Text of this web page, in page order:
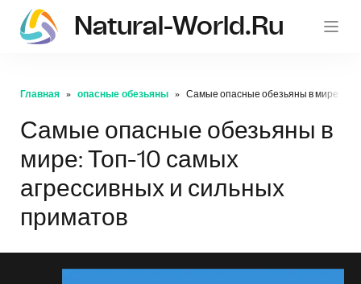
Natural-World.ru
Главная опасные обезьяны Самые опасные обезьяны в мире:
Самые опасные обезьяны в
мире: Топ-10 самых
агрессивных и сильных
приматов